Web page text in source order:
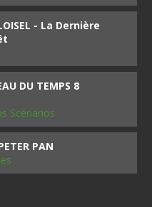
- La Dernière
DU TEMPS 8
Scénarios
PAN